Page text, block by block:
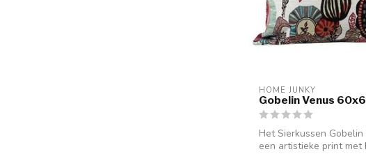
HOME JUNKY
Gobelin Venus
Het Sierkussen
een artistieke print met